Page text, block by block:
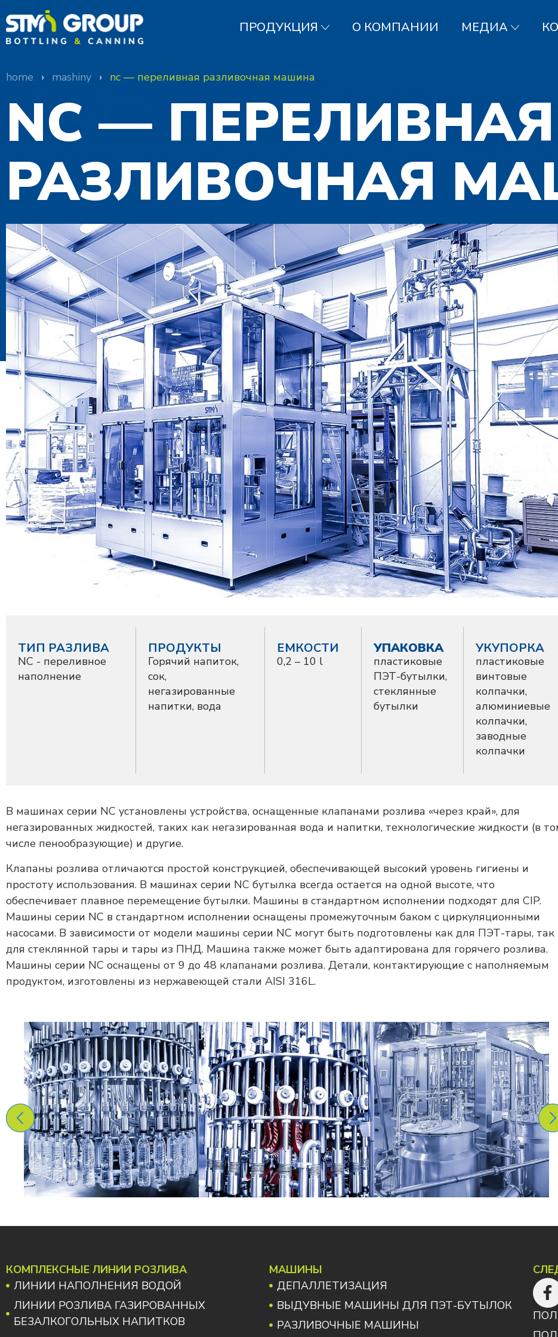
ПРОДУКЦИЯ О КОМПАНИИ МЕДИА
home › mashiny › nc — переливная разливочная машина
NC — ПЕРЕЛИВНАЯ
РАЗЛИВОЧНАЯ
ТИП РАЗЛИВA
NC - переливное
наполнение
ПРОДУКТЫ
Горячий напиток,
сок,
негазированные
напитки, вода
ЕМКОСТИ
0,2 – 10 l
УПАКОВКА
пластиковые
ПЭТ-бутылки,
стеклянные
бутылки
УКУПОРКА
пластиковые
винтовые
колпачки,
алюминиевые
колпачки,
заводные
колпачки
В машинах серии NC установлены устройства, оснащенные клапанами розлива «через край», для
негазированных жидкостей, таких как негазированная вода и напитки, технологические жидкости (в
числе пенообразующие) и другие.
Клапаны розлива отличаются простой конструкцией, обеспечивающей высокий уровень гигиены и
простоту использования. В машинах серии NC бутылка всегда остается на одной высоте, что
обеспечивает плавное перемещение бутылки. Машины в стандартном исполнении подходят для CIP.
Машины серии NC в стандартном исполнении оснащены промежуточным баком с циркуляционными
насосами. В зависимости от модели машины серии NC могут быть подготовлены как для ПЭТ-тары, так
для стеклянной тары и тары из ПНД. Машина также может быть адаптирована для горячего розлива.
Машины серии NC оснащены от 9 до 48 клапанами розлива. Детали, контактирующие с наполняемым
продуктом, изготовлены из нержавеющей стали AISI 316L.
КОМПЛЕКСНЫЕ ЛИНИИ РОЗЛИВА
ЛИНИИ НАПОЛНЕНИЯ ВОДОЙ
ЛИНИИ РОЗЛИВА ГАЗИРОВАННЫХ
БЕЗАЛКОГОЛЬНЫХ НАПИТКОВ
МАШИНЫ
ДЕПАЛЛЕТИЗАЦИЯ
ВЫДУВНЫЕ МАШИНЫ ДЛЯ ПЭТ-БУТЫЛОК
РАЗЛИВОЧНЫЕ МАШИНЫ